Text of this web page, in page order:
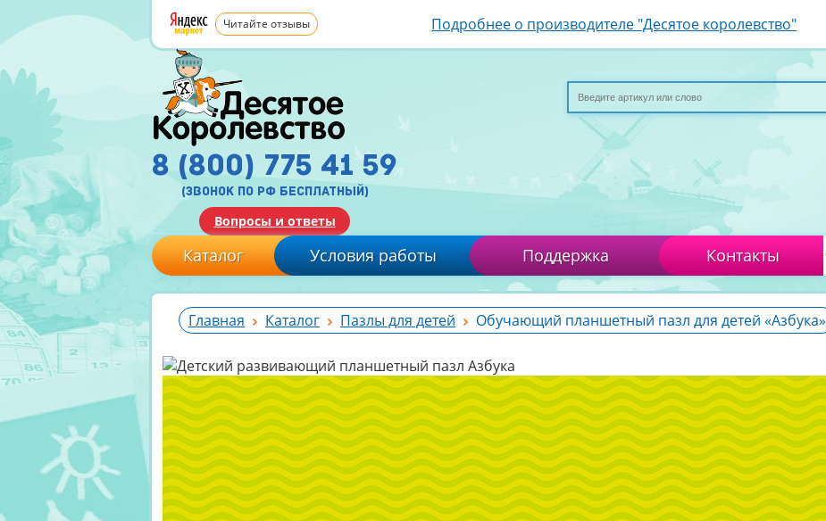
Читайте отзывы Подробнее о производителе "Десятое королевство"
8 (800) 775 41 59
(звонок по рф бесплатный)
Вопросы и ответы
Каталог Условия работы Поддержка Контакты
Главная Каталог Пазлы для детей Обучающий планшетный пазл для детей «Азбука»